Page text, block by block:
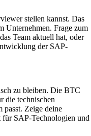
stellen kannst. Das
Unternehmen. Frage zum
Team aktuell hat, oder
der SAP-
zu bleiben. Die BTC
die technischen
passt. Zeige deine
für SAP-Technologien und